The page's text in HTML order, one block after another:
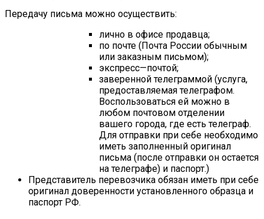
Передачу письма можно осуществить:
лично в офисе продавца;
по почте (Почта России обычным
или заказным письмом);
экспресс—почтой;
заверенной телеграммой (услуга,
предоставляемая телеграфом.
Воспользоваться ей можно в
любом почтовом отделении
вашего города, где есть телеграф.
Для отправки при себе необходимо
иметь заполненный оригинал
письма (после отправки он остается
на телеграфе) и паспорт.)
Представитель перевозчика обязан иметь при себе
оригинал доверенности установленного образца и
паспорт РФ.